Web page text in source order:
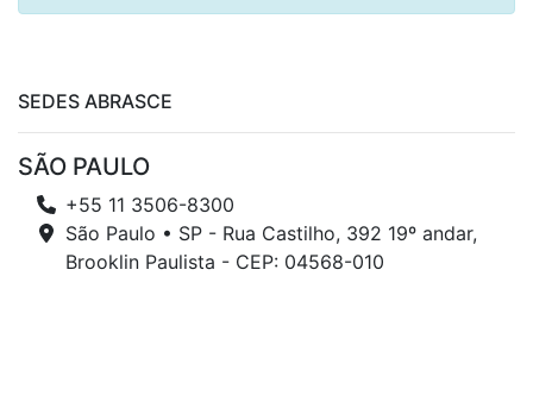
SEDES ABRASCE
SÃO PAULO
+55 11 3506-8300
São Paulo • SP - Rua Castilho, 392 19º andar,
Brooklin Paulista - CEP: 04568-010